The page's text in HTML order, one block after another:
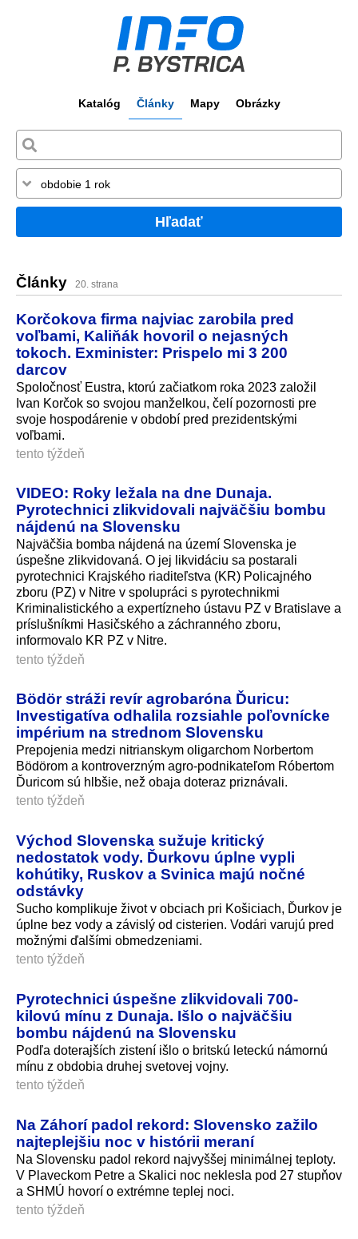
Katalóg Články Mapy Obrázky
Hľadať
Články 20. strana
Korčokova firma najviac zarobila pred
voľbami, Kaliňák hovoril o nejasných
tokoch. Exminister: Prispelo mi 3 200
darcov
Spoločnosť Eustra, ktorú začiatkom roka 2023 založil
Ivan Korčok so svojou manželkou, čelí pozornosti pre
svoje hospodárenie v období pred prezidentskými
voľbami.
tento týždeň
VIDEO: Roky ležala na dne Dunaja.
Pyrotechnici zlikvidovali najväčšiu bombu
nájdenú na Slovensku
Najväčšia bomba nájdená na území Slovenska je
úspešne zlikvidovaná. O jej likvidáciu sa postarali
pyrotechnici Krajského riaditeľstva (KR) Policajného
zboru (PZ) v Nitre v spolupráci s pyrotechnikmi
Kriminalistického a expertízneho ústavu PZ v Bratislave a
príslušníkmi Hasičského a záchranného zboru,
informovalo KR PZ v Nitre.
tento týždeň
Bödör stráži revír agrobaróna Ďuricu:
Investigatíva odhalila rozsiahle poľovnícke
impérium na strednom Slovensku
Prepojenia medzi nitrianskym oligarchom Norbertom
Bödörom a kontroverzným agro-podnikateľom Róbertom
Ďuricom sú hlbšie, než obaja doteraz priznávali.
tento týždeň
Východ Slovenska sužuje kritický
nedostatok vody. Ďurkovu úplne vypli
kohútiky, Ruskov a Svinica majú nočné
odstávky
Sucho komplikuje život v obciach pri Košiciach, Ďurkov je
úplne bez vody a závislý od cisterien. Vodári varujú pred
možnými ďalšími obmedzeniami.
tento týždeň
Pyrotechnici úspešne zlikvidovali 700-
kilovú mínu z Dunaja. Išlo o najväčšiu
bombu nájdenú na Slovensku
Podľa doterajších zistení išlo o britskú leteckú námornú
mínu z obdobia druhej svetovej vojny.
tento týždeň
Na Záhorí padol rekord: Slovensko zažilo
najteplejšiu noc v histórii meraní
Na Slovensku padol rekord najvyššej minimálnej teploty.
V Plaveckom Petre a Skalici noc neklesla pod 27 stupňov
a SHMÚ hovorí o extrémne teplej noci.
tento týždeň